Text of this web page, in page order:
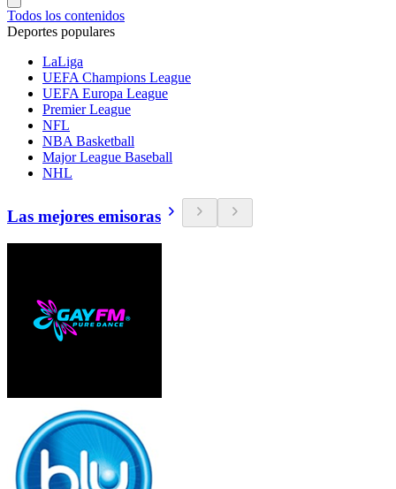
Todos los contenidos
Deportes populares
LaLiga
UEFA Champions League
UEFA Europa League
Premier League
NFL
NBA Basketball
Major League Baseball
NHL
Las mejores emisoras